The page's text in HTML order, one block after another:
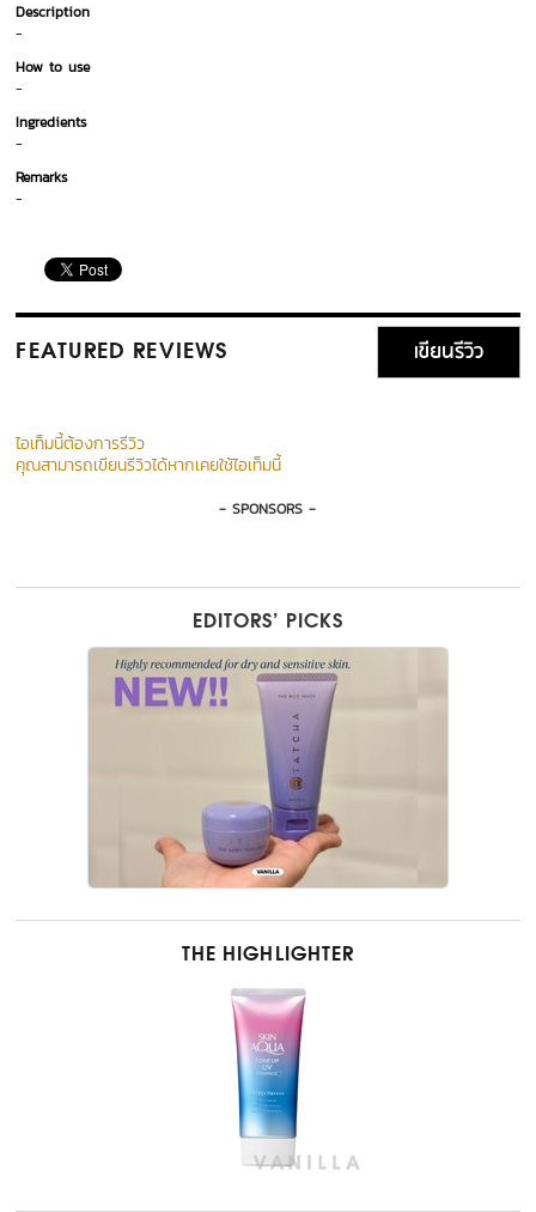
Description
-
How to use
-
Ingredients
-
Remarks
-
FEATURED REVIEWS เขียนรีวิว
ไอเท็มนี้ต้องการรีวิว
คุณสามารถเขียนรีวิวได้หากเคยใช้ไอเท็มนี้
- SPONSORS -
EDITORS’ PICKS
THE HIGHLIGHTER